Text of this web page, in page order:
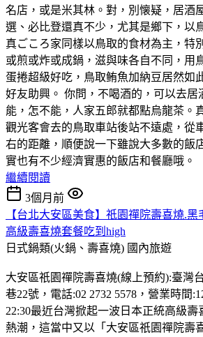
名店，或是米其林。對，別懐疑，居酒
選、必比登還真不少，尤其是鄉下，以
真ごころ家同樣以鳥取的食材為主，特
或煎或炸或成鍋，滋與味各自不同，用
蛋捲超級好吃，鳥取鲔魚加納豆居然如
好友助興。 你問，不喝酒的，可以去居
能，怎不能，人家五郎就都點烏龍茶。
觀光客會去的鳥取車站後站不遠處，從
右的距離，順便說一下雖說大多數的飯
實也有不少經濟實惠的飯店和餐廳哦。
繼續閱讀
3個月前
【台北大安區美食】祇園禪院壽喜燒.
高級壽喜燒套餐吃到high
日式鍋類(火鍋、壽喜燒) 國內旅遊
大安區祇園禪院壽喜燒(線上預約):臺灣
巷22號，電話:02 2732 5578，營業時間
22:30最近台灣掀起一波日本正統高級壽
熱潮，這當中又以「大安區祇園禪院壽